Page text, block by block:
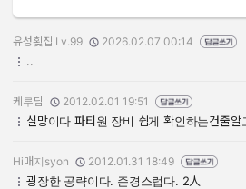
작성자:
유성횢집 Lv.99
작성일:
2026.02.07 00:14
..
작성자:
케루딤
작성일:
2012.02.01 19:51
실망이다 파티원 장비 쉽게 확인하는건줄알
작성자:
Hi매지syon
작성일:
2012.01.31 18:49
굉장한 공략이다. 존경스럽다. 2人